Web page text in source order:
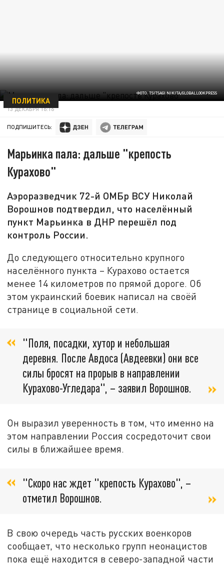
ФОТО: TSITSAGI NIKITA/GLOBALLOOKPRESS
ПОЛИТИКА
13 ДЕКАБРЯ 16:16
ПОДПИШИТЕСЬ:
Марьинка пала: дальше "крепость
Курахово"
Аэроразведчик 72-й ОМБр ВСУ Николай
Ворошнов подтвердил, что населённый
пункт Марьинка в ДНР перешёл под
контроль России.
До следующего относительно крупного
населённого пункта – Курахово остается
менее 14 километров по прямой дороге. Об
этом украинский боевик написал на своёй
странице в социальной сети.
"Поля, посадки, хутор и небольшая
деревня. После Авдоса (Авдеевки) они все
силы бросят на прорыв в направлении
Курахово-Угледара", – заявил Ворошнов.
Он выразил уверенность в том, что именно на
этом направлении Россия сосредоточит свои
силы в ближайшее время.
"Скоро нас ждет "крепость Курахово", –
отметил Ворошнов.
В свою очередь часть русских военкоров
сообщает, что несколько групп неонацистов
пока ещё находится в северо-западной части